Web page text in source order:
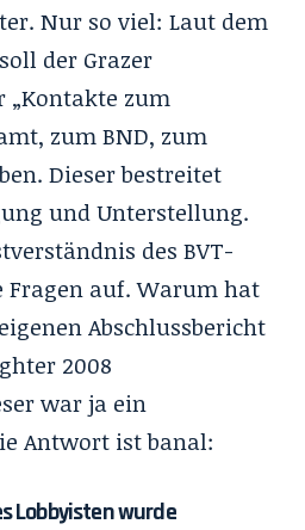
. Nur so viel: Laut dem
der Grazer
zum
zum BND, zum
Dieser bestreitet
und Unterstellung.
des BVT-
auf. Warum hat
Abschlussbericht
2008
war ja ein
Antwort ist banal:
Lobbyisten wurde